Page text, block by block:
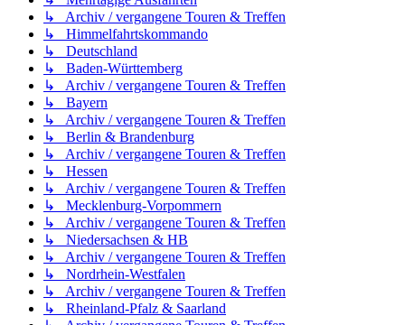
↳ Archiv / vergangene Touren & Treffen
↳ Himmelfahrtskommando
↳ Deutschland
↳ Baden-Württemberg
↳ Archiv / vergangene Touren & Treffen
↳ Bayern
↳ Archiv / vergangene Touren & Treffen
↳ Berlin & Brandenburg
↳ Archiv / vergangene Touren & Treffen
↳ Hessen
↳ Archiv / vergangene Touren & Treffen
↳ Mecklenburg-Vorpommern
↳ Archiv / vergangene Touren & Treffen
↳ Niedersachsen & HB
↳ Archiv / vergangene Touren & Treffen
↳ Nordrhein-Westfalen
↳ Archiv / vergangene Touren & Treffen
↳ Rheinland-Pfalz & Saarland